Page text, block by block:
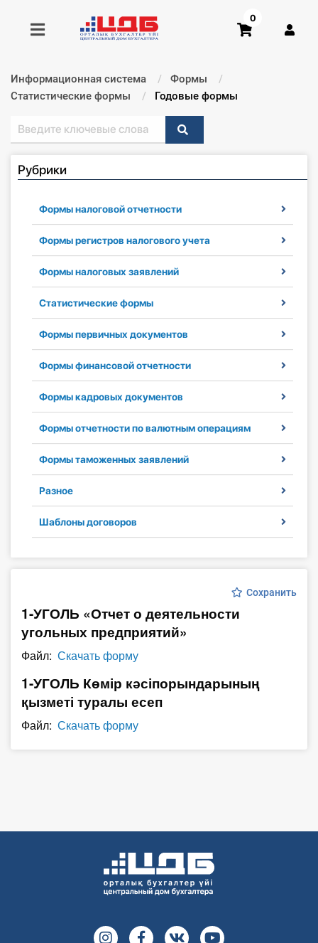
Получить консультацию
Купить доступ
Главная ИС
Формы
Консультации
Правовая база
Библиотека бухгалтера
Инструменты
Вебинары
Справочник бухгалтера
Участник ВЭД
Практика ИП
Кадры. Труд. Зарплата.
Интернет-магазин
О Системе
Обучение
Тестирование для
0
Информационная система
Формы
Статистические формы
Текущий:
Годовые формы
Рубрики
Формы налоговой отчетности
Формы регистров налогового учета
Формы налоговых заявлений
Статистические формы
Формы первичных документов
Формы финансовой отчетности
Формы кадровых документов
Формы отчетности по валютным операциям
Формы таможенных заявлений
Разное
Шаблоны договоров
Сохранить
1-УГОЛЬ «Отчет о деятельности
угольных предприятий»
Файл: Скачать форму
1-УГОЛЬ Көмір кәсіпорындарының
қызметі туралы есеп
Файл: Скачать форму